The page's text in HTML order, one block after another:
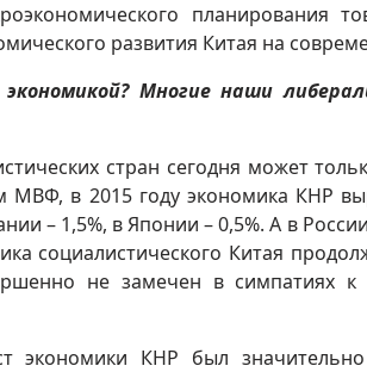
планирования
развития Китая на
Многие наши
стран сегодня может
в 2015 году экономика КНР
– 1,5%, в Японии – 0,5%. А в
социалистического Китая
не замечен в симпатиях к
экономики КНР был